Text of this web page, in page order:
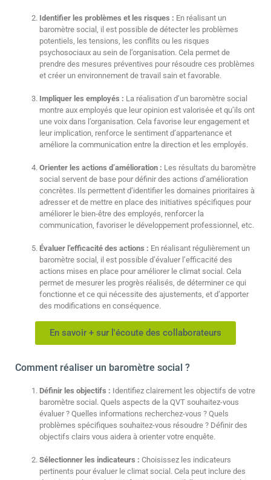
Identifier les problèmes et les risques : En réalisant un
baromètre social, il est possible de détecter les problèmes
potentiels, les tensions, les conflits ou les risques
psychosociaux au sein de l’organisation. Cela permet de
prendre des mesures préventives pour résoudre ces problèmes
et créer un environnement de travail sain et favorable.
Impliquer les employés : La réalisation d’un baromètre social
montre aux employés que leur opinion est valorisée et qu’ils ont
une voix dans l’organisation. Cela favorise leur engagement et
leur implication, renforce le sentiment d’appartenance et
améliore la communication entre la direction et les employés.
Orienter les actions d’amélioration : Les résultats du baromètre
social servent de base pour définir des actions d’amélioration
concrètes. Ils permettent d’identifier les domaines prioritaires à
adresser et de mettre en place des initiatives spécifiques pour
améliorer le bien-être des employés, renforcer la
communication, favoriser le développement professionnel, etc.
Évaluer l’efficacité des actions : En réalisant régulièrement un
baromètre social, il est possible d’évaluer l’efficacité des
actions mises en place pour améliorer le climat social. Cela
permet de mesurer les progrès réalisés, de déterminer ce qui
fonctionne et ce qui nécessite des ajustements, et d’apporter
des modifications en conséquence.
En savoir + sur l'écoute des collaborateurs
Comment réaliser un baromètre social ?
Définir les objectifs : Identifiez clairement les objectifs de votre
baromètre social. Quels aspects de la QVT souhaitez-vous
évaluer ? Quelles informations recherchez-vous ? Quels
problèmes spécifiques souhaitez-vous résoudre ? Définir des
objectifs clairs vous aidera à orienter votre enquête.
Sélectionner les indicateurs : Choisissez les indicateurs
pertinents pour évaluer le climat social. Cela peut inclure des